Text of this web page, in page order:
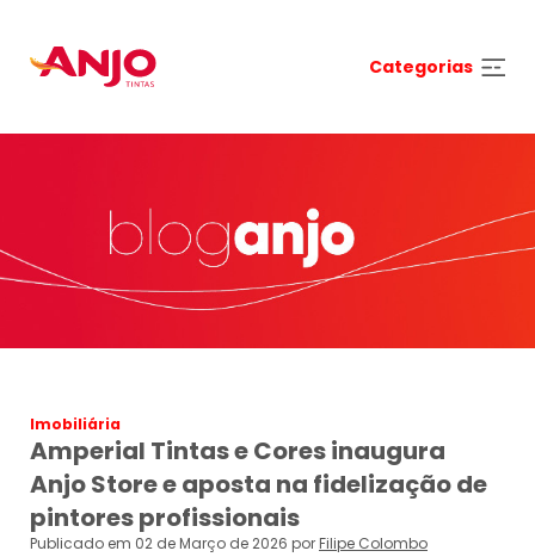
Categorias
Imobiliária
Amperial Tintas e Cores inaugura
Anjo Store e aposta na fidelização de
pintores profissionais
Publicado em 02 de Março de 2026 porFilipe Colombo